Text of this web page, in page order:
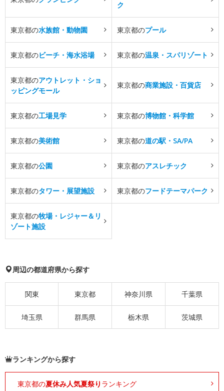
ク
東京都の水族館・動物園 東京都のプール
東京都のビーチ・海水浴場 東京都の温泉・スパリゾート
東京都のアウトレット・ショ
ッピングモール
東京都の商業施設・百貨店
東京都の工場見学 東京都の博物館・科学館
東京都の美術館 東京都の道の駅・SA/PA
東京都の公園 東京都のアスレチック
東京都のタワー・展望施設 東京都のフードテーマパーク
東京都の牧場・レジャー＆リ
ゾート施設
周辺の都道府県から探す
関東 東京都 神奈川県 千葉県
埼玉県 群馬県 栃木県 茨城県
ランキングから探す
東京都の夏休み人気夏祭り ランキング